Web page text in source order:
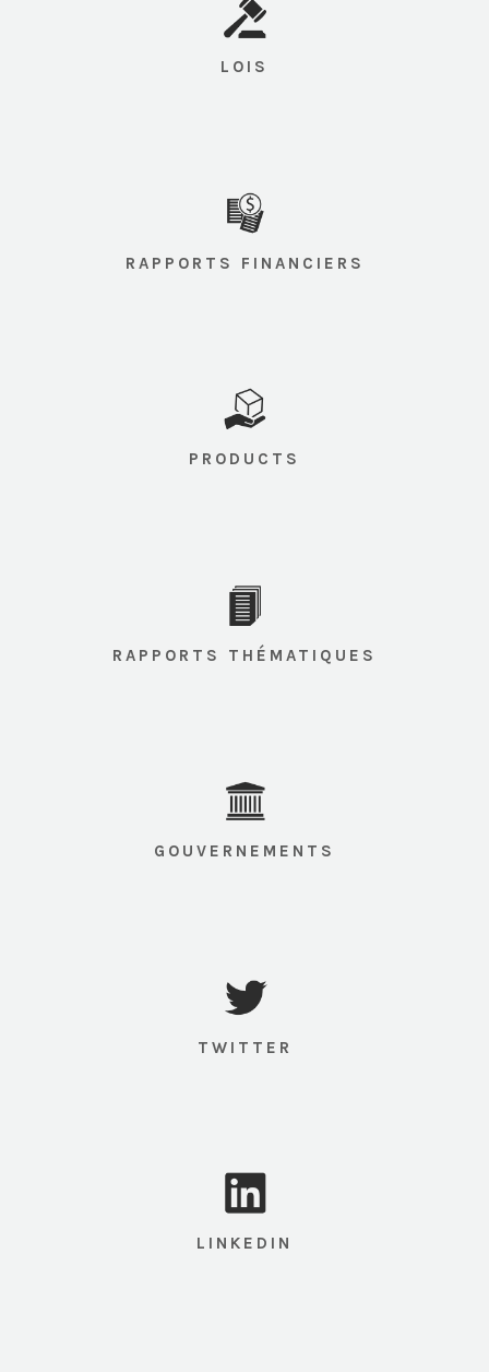
LOIS
RAPPORTS FINANCIERS
PRODUCTS
RAPPORTS THÉMATIQUES
GOUVERNEMENTS
TWITTER
LINKEDIN